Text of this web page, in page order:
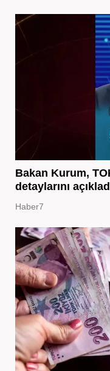
Bakan Kurum,
detaylarını
Haber7